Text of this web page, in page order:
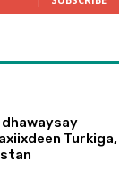
dhawaysay
Turkiga,